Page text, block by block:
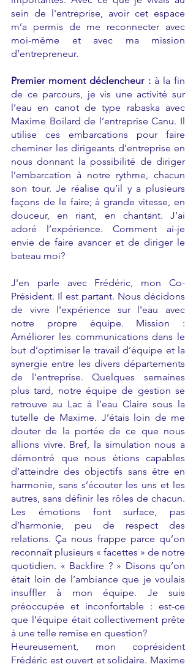
sein de l'entreprise, avoir cet espace
m’a permis de me reconnecter avec
moi-même et avec ma mission
d’entrepreneur.
Premier moment déclencheur : à la fin
de ce parcours, je vis une activité sur
l’eau en canot de type rabaska avec
Maxime Boilard de l’entreprise Canu. Il
utilise ces embarcations pour faire
cheminer les dirigeants d’entreprise en
nous donnant la possibilité de diriger
l’embarcation à notre rythme, chacun
son tour. Je réalise qu’il y a plusieurs
façons de le faire; à grande vitesse, en
douceur, en riant, en chantant. J’ai
adoré l’expérience. Comment ai-je
envie de faire avancer et de diriger le
bateau moi?
J'en parle avec Frédéric, mon Co-
Président. Il est partant. Nous décidons
de vivre l'expérience sur l'eau avec
notre propre équipe. Mission :
Améliorer les communications dans le
but d’optimiser le travail d’équipe et la
synergie entre les divers départements
de l’entreprise. Quelques semaines
plus tard, notre équipe de gestion se
retrouve au Lac à l’eau Claire sous la
tutelle de Maxime. J’étais loin de me
douter de la portée de ce que nous
allions vivre. Bref, la simulation nous a
démontré que nous étions capables
d’atteindre des objectifs sans être en
harmonie, sans s’écouter les uns et les
autres, sans définir les rôles de chacun.
Les émotions font surface, pas
d’harmonie, peu de respect des
relations. Ça nous frappe parce qu’on
reconnaît plusieurs « facettes » de notre
quotidien. « Backfire ? » Disons qu’on
était loin de l’ambiance que je voulais
insuffler à mon équipe. Je suis
préoccupée et inconfortable : est-ce
que l’équipe était collectivement prête
à une telle remise en question?
Heureusement, mon coprésident
Frédéric est ouvert et solidaire. Maxime